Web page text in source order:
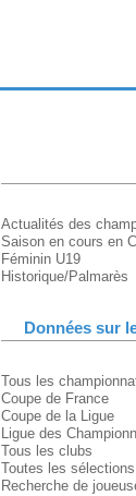
Actualités des
Saison en cours en
Féminin U19
Historique/Palmarès
Données sur
Tous les
Coupe de France
Coupe de la Ligue
Ligue des
Tous les clubs
Toutes les sélections
Recherche de